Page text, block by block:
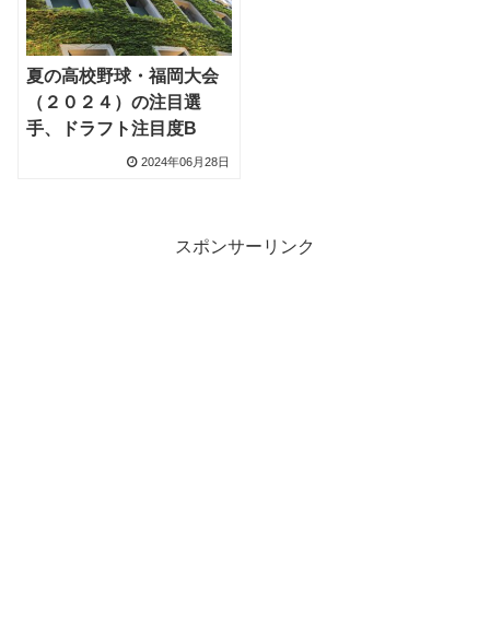
夏の高校野球・福岡大会
（２０２４）の注目選
手、ドラフト注目度B
2024年06月28日
スポンサーリンク